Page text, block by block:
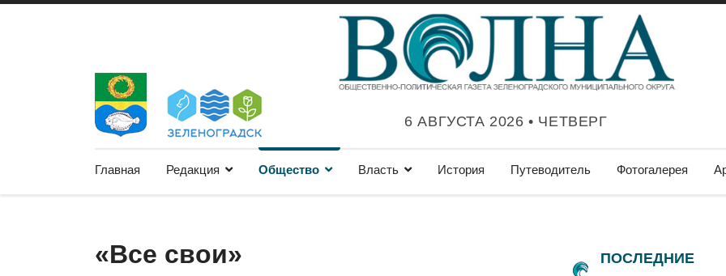
6 АВГУСТА 2026 • ЧЕТВЕРГ
Главная Редакция Общество Власть История Путеводитель Фотогалерея
«Все свои»
ПОСЛЕДНИЕ